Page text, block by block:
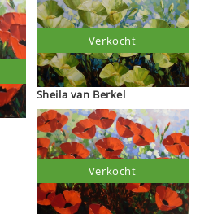
Sheila van Berkel
Verkocht
Verkocht